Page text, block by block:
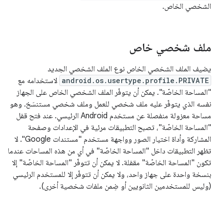
الشخصي الخاص.
ملف شخصي خاص
يضيف الملف الشخصي الخاص نوع الملف الشخصي الجديد
android.os.usertype.profile.PRIVATE لاستخدامه مع
"المساحة الخاصّة". يمكن أن يتوفّر الملف الشخصي الخاص على الجهاز
نفسه الذي يتوفّر عليه ملف شخصي للعمل وملف شخصي مستنسَخ. وهو
مساحة معزولة منفصلة عن مستخدم Android الرئيسي. عند فتح قفل
"المساحة الخاصّة"، تصبح التطبيقات مرئية في الإعدادات وصفحة
المشاركة وأداة اختيار الصور وواجهة مستخدم "مستندات Google". لا
تظهر التطبيقات داخل "المساحة الخاصّة" في أي من هذه المساحات عندما
تكون "المساحة الخاصّة" مقفلة. لا يمكن أن تتوفّر "المساحة الخاصّة" إلا
بنسخة واحدة على جهاز واحد، ولا يمكن أن تتوفّر إلا للمستخدم الرئيسي
(وليس للمستخدمين الثانويين أو ضِمن ملفات شخصية أخرى).